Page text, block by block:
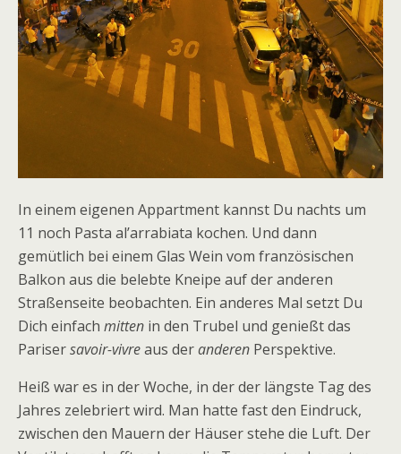
In einem eigenen Appartment kannst Du nachts um
11 noch Pasta al’arrabiata kochen. Und dann
gemütlich bei einem Glas Wein vom französischen
Balkon aus die belebte Kneipe auf der anderen
Straßenseite beobachten. Ein anderes Mal setzt Du
Dich einfach mitten in den Trubel und genießt das
Parisersavoir-vivreaus deranderen Perspektive.
Heiß war es in der Woche, in der der längste Tag des
Jahres zelebriert wird. Man hatte fast den Eindruck,
zwischen den Mauern der Häuser stehe die Luft. Der